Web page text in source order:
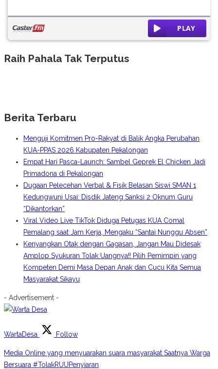
Raih Pahala Tak Terputus
Berita Terbaru
Menguji Komitmen Pro-Rakyat di Balik Angka Perubahan
KUA-PPAS 2026 Kabupaten Pekalongan
Empat Hari Pasca-Launch: Sambel Geprek El Chicken Jadi
Primadona di Pekalongan
Dugaan Pelecehan Verbal & Fisik Belasan Siswi SMAN 1
Kedungwuni Usai: Disdik Jateng Sanksi 2 Oknum Guru
“Dikantorkan”
Viral Video Live TikTok Diduga Petugas KUA Comal
Pemalang saat Jam Kerja, Mengaku “Santai Nunggu Absen”
Kenyangkan Otak dengan Gagasan, Jangan Mau Didesak
Amplop Syukuran Tolak Uangnya!! Pilih Pemimpin yang
Kompeten Demi Masa Depan Anak dan Cucu Kita Semua
Masyarakat Sikayu
- Advertisement -
WartaDesa Follow
Media Online yang menyuarakan suara masyarakat Saatnya Warga
Bersuara #TolakRUUPenyiaran